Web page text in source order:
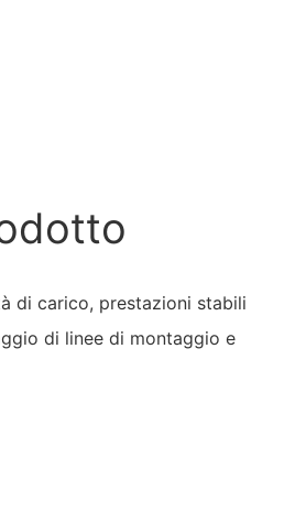
di carico, prestazioni stabili
di linee di montaggio e